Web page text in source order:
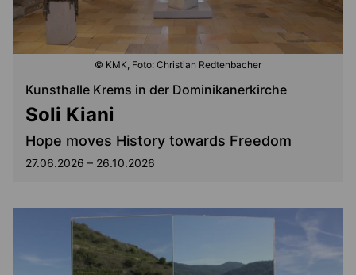
© KMK, Foto: Christian Redtenbacher
Kunsthalle Krems in der Dominikanerkirche
Soli Kiani
Hope moves History towards Freedom
27.06.2026 – 26.10.2026